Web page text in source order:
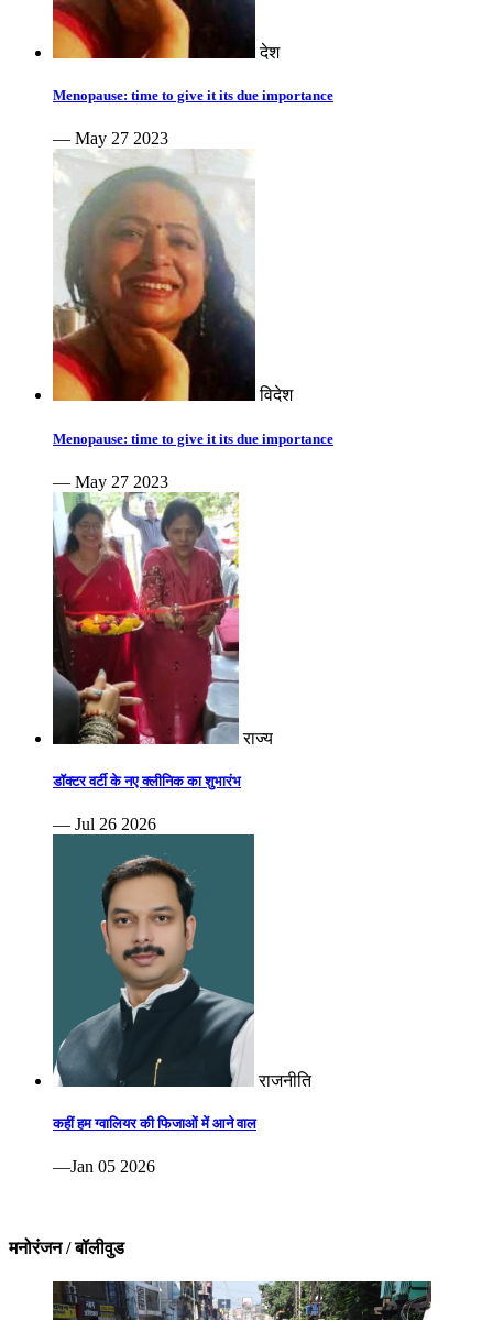
देश
Menopause: time to give it its due importance
— May 27 2023
विदेश
Menopause: time to give it its due importance
— May 27 2023
राज्य
डॉक्टर वर्टी के नए क्लीनिक का शुभारंभ
— Jul 26 2026
राजनीति
कहीं हम ग्वालियर की फिजाओं में आने वाल
—Jan 05 2026
मनोरंजन / बॉलीवुड